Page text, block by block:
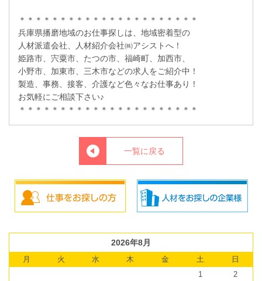
＊＊＊＊＊＊＊＊＊＊＊＊＊＊＊＊＊＊＊＊＊＊
兵庫県播磨地域のお仕事探しは、地域密着型の
人材派遣会社、人材紹介会社㈱アシストへ！
姫路市、宍粟市、たつの市、福崎町、加西市、
小野市、加東市、三木市などの求人をご紹介中！
製造、事務、接客、介護など色々なお仕事あり！
お気軽にご相談下さい♪
＊＊＊＊＊＊＊＊＊＊＊＊＊＊＊＊＊＊＊＊＊＊
一覧に戻る
2026年8月
月 火 水 木 金 土 日
1
2